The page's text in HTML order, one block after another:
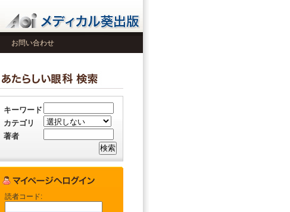
お問い合わせ
キーワード
カテゴリ
著者
読者コード: